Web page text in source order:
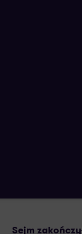
Sejm